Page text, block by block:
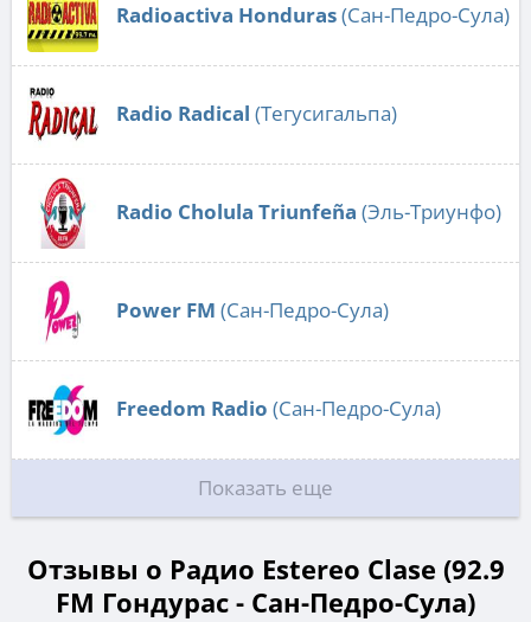
Radioactiva Honduras(Сан-Педро-Сула)
Radio Radical (Тегусигальпа)
Radio Cholula Triunfeña (Эль-Триунфо)
Power FM (Сан-Педро-Сула)
Freedom Radio (Сан-Педро-Сула)
Показать еще
Отзывы о Радио Estereo Clase (92.9
FM Гондурас - Сан-Педро-Сула)